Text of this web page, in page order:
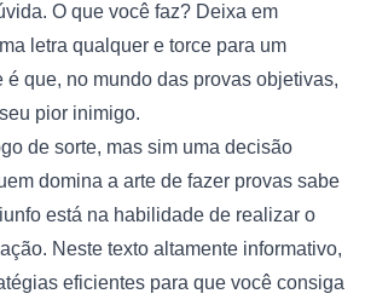
O que você faz? Deixa em
letra qualquer e torce para um
é que, no mundo das provas objetivas,
pior inimigo.
de sorte, mas sim uma decisão
domina a arte de fazer provas sabe
está na habilidade de realizar o
Neste texto altamente informativo,
eficientes para que você consiga